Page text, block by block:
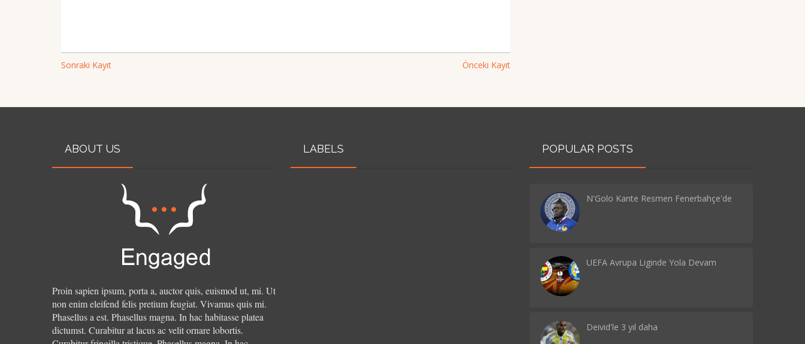
Sonraki Kayıt Önceki Kayıt
ABOUT US
Proin sapien ipsum, porta a, auctor quis, euismod ut, mi. Ut
non enim eleifend felis pretium feugiat. Vivamus quis mi.
Phasellus a est. Phasellus magna. In hac habitasse platea
dictumst. Curabitur at lacus ac velit ornare lobortis.
LABELS POPULAR POSTS
N'Golo Kante Resmen Fenerbahçe'de
UEFA Avrupa Liginde Yola Devam
Deivid'le 3 yıl daha